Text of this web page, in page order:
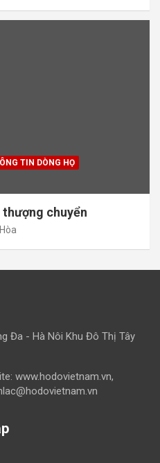
TIN DÒNG HỌ
chuyển
Đa - Hà Nôi Khu Đô Thị Tây
www.hodovietnam.vn,